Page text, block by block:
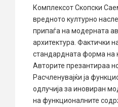
Комплексот Скопски
вредното културно
припаѓа на модерната
архитектура. Фактички
стандардната форма на
Авторите презантираа
Расчленувајќи ја
одлучија за иновиран
на функционалните